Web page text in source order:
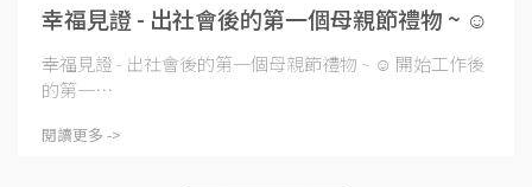
幸福見證 - 出社會後的第一個母親節禮物 ~ ☺
幸福見證 - 出社會後的第一個母親節禮物 ~ ☺ 開始工作後
的第一⋯
閱讀更多 ->